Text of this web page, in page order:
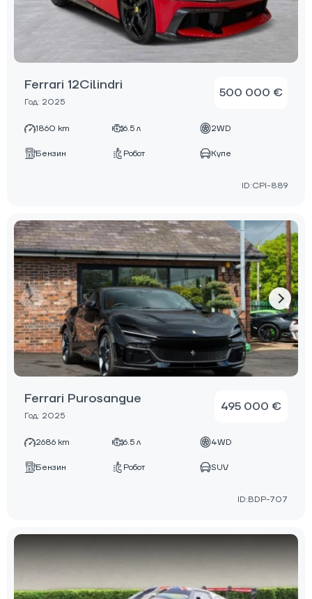
Ferrari 12Cilindri
Год: 2025
500 000 €
1860 km 6.5 л 2WD
Бензин Робот Купе
ID:CPI-889
Ferrari Purosangue
Год: 2025
495 000 €
2686 km 6.5 л 4WD
Бензин Робот SUV
ID:BDP-707